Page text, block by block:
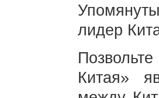
лидер
Китая»